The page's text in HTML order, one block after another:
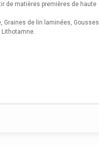
de matières premières de haute
Graines de lin laminées, Gousses
Lithotamne.